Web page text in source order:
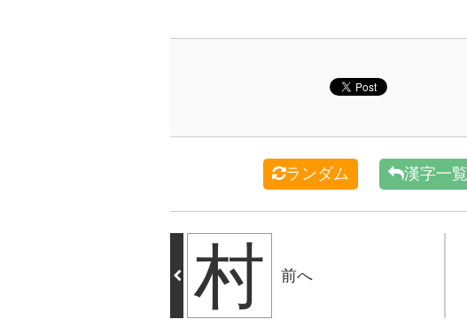
ランダム 漢字一
村 前へ